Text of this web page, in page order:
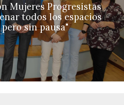
Mujeres Progresistas
todos los espacios
sin pausa"